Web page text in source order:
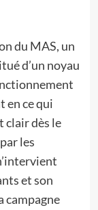
du MAS, un
d’un noyau
en ce qui
clair dès le
les
et son
campagne